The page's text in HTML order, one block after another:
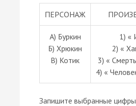
ПЕРСОНАЖ
А) Буркин
Б) Хрюкин
В) Котик
1) «
2) «
3) «
4) «
Запишите выбранные